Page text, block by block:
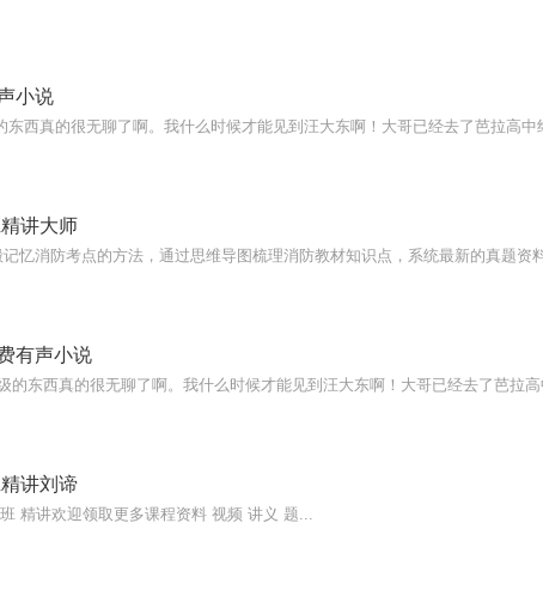
小说
讲大师
有声小说
讲刘谛
精讲欢迎领取更多课程资料 视频 讲义 题...